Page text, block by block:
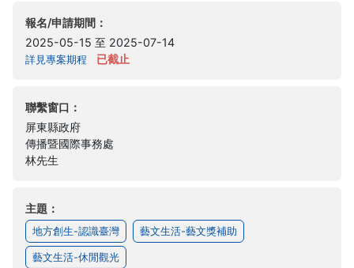
報名/申請期間：
2025-05-15 至 2025-07-14
詳見專案期程 已截止
聯繫窗口：
屏東縣政府
傳播暨國際事務處
林先生
主題：
地方創生-認識臺灣 藝文生活-藝文獎補助
藝文生活-休閒觀光